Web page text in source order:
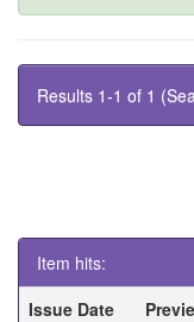
Results 1-1 of 1
Item hits:
Issue Date